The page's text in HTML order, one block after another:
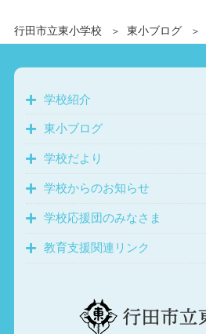
行田市立東小学校 東小ブログ
学校紹介
東小ブログ
学校だより
学校からのお知らせ
学校応援団のみなさま
教育支援関連リンク